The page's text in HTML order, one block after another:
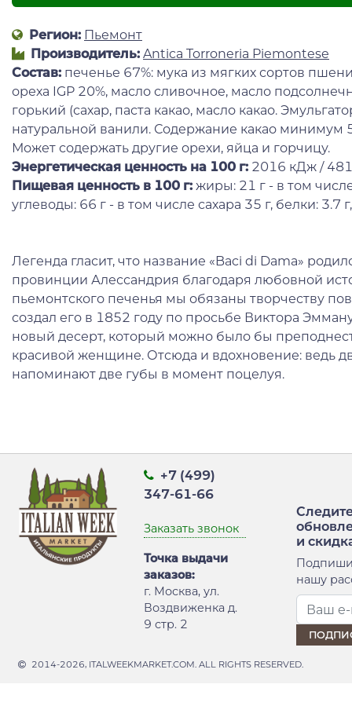
Регион: Пьемонт
Производитель: Antica Torroneria Piemontese
Состав: печенье 67%: мука из мягких сортов
ореха IGP 20%, масло сливочное, масло
горький (сахар, паста какао, масло какао.
натуральной ванили. Содержание какао минимум
Может содержать другие орехи, яйца и горчицу.
Энергетическая ценность на 100 г: 2016 кДж /
Пищевая ценность в 100 г: жиры: 21 г - в том
углеводы: 66 г - в том числе сахара 35 г, белки: 3.7
Легенда гласит, что название «Baci di Dama»
провинции Алессандрия благодаря любовной
пьемонтского печенья мы обязаны творчеству
создал его в 1852 году по просьбе Виктора
новый десерт, который можно было бы
красивой женщине. Отсюда и вдохновение: ведь
напоминают две губы в момент поцелуя.
+7 (499)
347-61-66
Заказать звонок
Точка выдачи
заказов:
г. Москва, ул.
Воздвиженка д.
9 стр. 2
и
нашу
2014-2026, ITALWEEKMARKET.COM. ALL RIGHTS RESERVED.